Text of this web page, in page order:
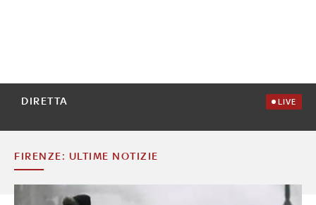
DIRETTA LIVE
FIRENZE: ULTIME NOTIZIE